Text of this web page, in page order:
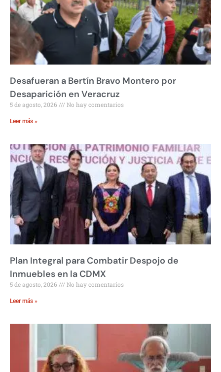
Desafueran a Bertín Bravo Montero por
Desaparición en Veracruz
5 de agosto, 2026 No hay comentarios
Leer más »
Plan Integral para Combatir Despojo de
Inmuebles en la CDMX
5 de agosto, 2026 No hay comentarios
Leer más »